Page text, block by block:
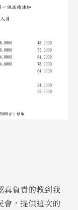
真負責的教到我
會，提供這次的